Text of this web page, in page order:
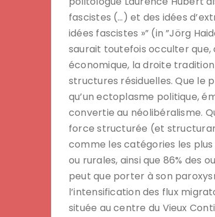
fascistes (…) et des idées
idées fascistes »” (in ”Jörg
saurait toutefois occulter que,
économique, la droite
structures résiduelles. Que le
qu’un ectoplasme politique,
convertie au néolibéralisme.
force structurée (et
comme les catégories les
ou rurales, ainsi que 86% des
peut que porter à son
l’intensification des flux
située au centre du Vieux